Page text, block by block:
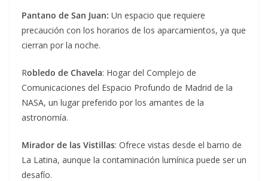
Pantano de San Juan: Un espacio que requiere
precaución con los horarios de los aparcamientos, ya que
cierran por la noche.
Robledo de Chavela: Hogar del Complejo de
Comunicaciones del Espacio Profundo de Madrid de la
NASA, un lugar preferido por los amantes de la
astronomía.
Mirador de las Vistillas: Ofrece vistas desde el barrio de
La Latina, aunque la contaminación lumínica puede ser un
desafío.